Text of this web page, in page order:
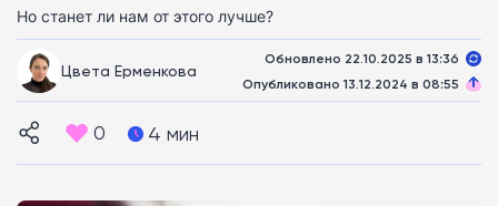
Но станет ли нам от этого лучше?
Цвета Ерменкова
Обновлено 22.10.2025 в 13:36
Опубликовано 13.12.2024 в 08:55
0 4 мин